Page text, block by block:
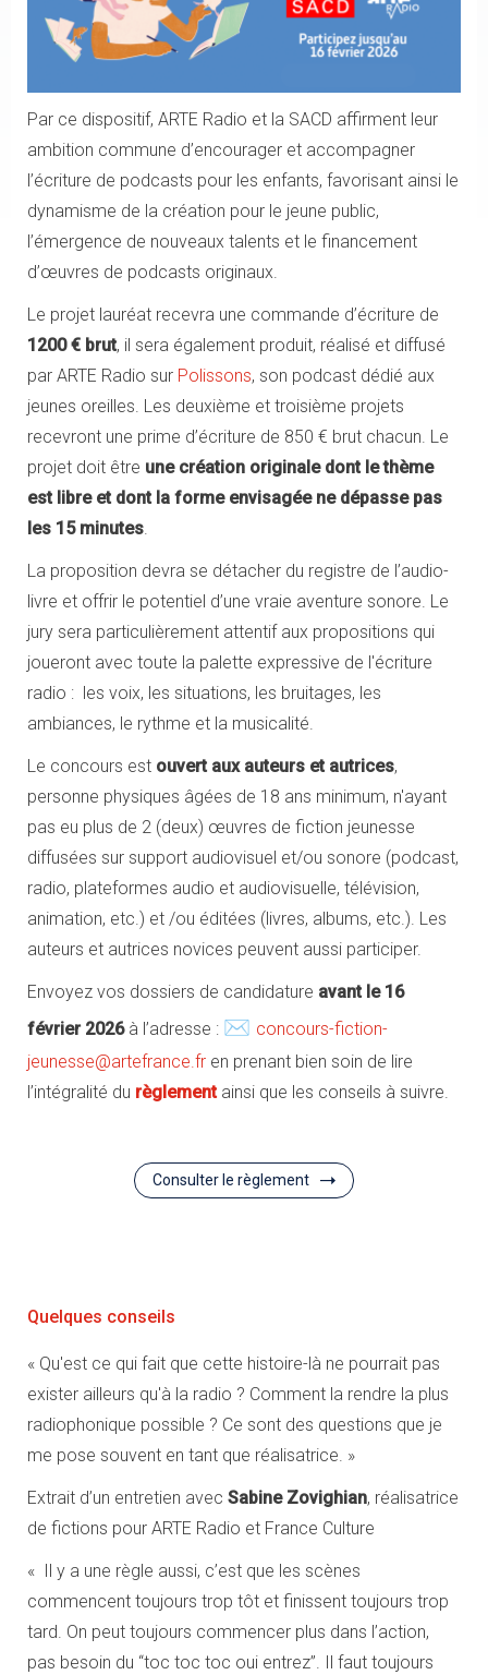
Par ce dispositif, ARTE Radio et la SACD affirment leur
ambition commune d’encourager et accompagner
l’écriture de podcasts pour les enfants, favorisant ainsi le
dynamisme de la création pour le jeune public,
l’émergence de nouveaux talents et le financement
d’œuvres de podcasts originaux.
Le projet lauréat recevra une commande d’écriture de
1200 € brut, il sera également produit, réalisé et diffusé
par ARTE Radio sur Polissons, son podcast dédié aux
jeunes oreilles. Les deuxième et troisième projets
recevront une prime d’écriture de 850 € brut chacun. Le
projet doit être une création originale dont le thème
est libre et dont la forme envisagée ne dépasse pas
les 15 minutes.
La proposition devra se détacher du registre de l’audio-
livre et offrir le potentiel d’une vraie aventure sonore. Le
jury sera particulièrement attentif aux propositions qui
joueront avec toute la palette expressive de l'écriture
radio : les voix, les situations, les bruitages, les
ambiances, le rythme et la musicalité.
Le concours est ouvert aux auteurs et autrices,
personne physiques âgées de 18 ans minimum, n'ayant
pas eu plus de 2 (deux) œuvres de fiction jeunesse
diffusées sur support audiovisuel et/ou sonore (podcast,
radio, plateformes audio et audiovisuelle, télévision,
animation, etc.) et /ou éditées (livres, albums, etc.). Les
auteurs et autrices novices peuvent aussi participer.
Envoyez vos dossiers de candidature avant le 16
février 2026 à l’adresse : ✉ concours-fiction-
jeunesse@artefrance.fr en prenant bien soin de lire
l’intégralité du règlementainsi que les conseils à suivre.
Consulter le règlement
Quelques conseils
« Qu'est ce qui fait que cette histoire-là ne pourrait pas
exister ailleurs qu'à la radio ? Comment la rendre la plus
radiophonique possible ? Ce sont des questions que je
me pose souvent en tant que réalisatrice. »
Extrait d’un entretien avec Sabine Zovighian, réalisatrice
de fictions pour ARTE Radio et France Culture
« Il y a une règle aussi, c’est que les scènes
commencent toujours trop tôt et finissent toujours trop
tard. On peut toujours commencer plus dans l’action,
pas besoin du “toc toc toc oui entrez”. Il faut toujours